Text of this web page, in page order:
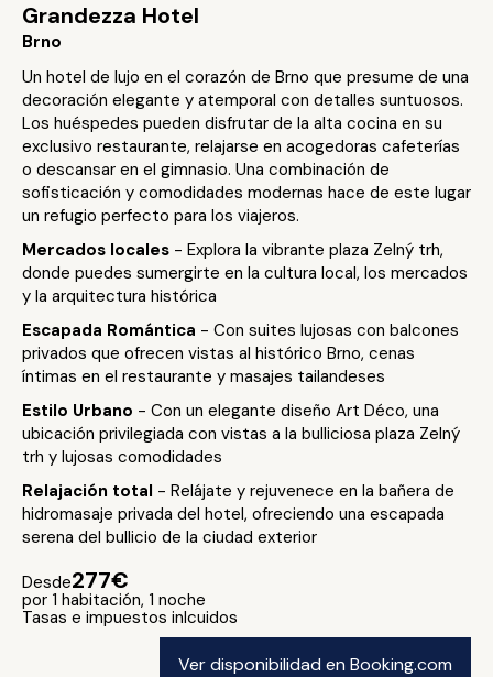
Grandezza Hotel
Brno
Un hotel de lujo en el corazón de Brno que presume de una
decoración elegante y atemporal con detalles suntuosos.
Los huéspedes pueden disfrutar de la alta cocina en su
exclusivo restaurante, relajarse en acogedoras cafeterías
o descansar en el gimnasio. Una combinación de
sofisticación y comodidades modernas hace de este lugar
un refugio perfecto para los viajeros.
Mercados locales - Explora la vibrante plaza Zelný trh,
donde puedes sumergirte en la cultura local, los mercados
y la arquitectura histórica
Escapada Romántica - Con suites lujosas con balcones
privados que ofrecen vistas al histórico Brno, cenas
íntimas en el restaurante y masajes tailandeses
Estilo Urbano - Con un elegante diseño Art Déco, una
ubicación privilegiada con vistas a la bulliciosa plaza Zelný
trh y lujosas comodidades
Relajación total - Relájate y rejuvenece en la bañera de
hidromasaje privada del hotel, ofreciendo una escapada
serena del bullicio de la ciudad exterior
Desde277€
por 1 habitación, 1 noche
Tasas e impuestos inlcuidos
Ver disponibilidad en Booking.com